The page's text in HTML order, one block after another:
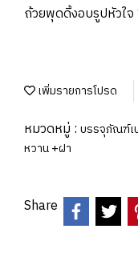
ถ้วยพุดดิ้งอบรูปหัวใ
เพิ่มรายการโปรด
หมวดหมู่ : บรรจุภัณฑ์เ
หวาน +ฝา
Share